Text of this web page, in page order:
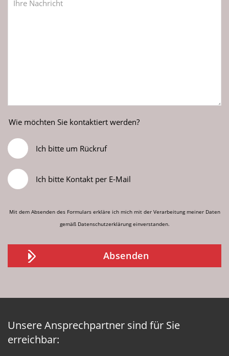
Wie möchten Sie kontaktiert werden?
Ich bitte um Rückruf
Ich bitte Kontakt per E-Mail
Mit dem Absenden des Formulars erkläre ich mich mit der Verarbeitung meiner Daten
gemäß Datenschutzerklärungeinverstanden.
Unsere Ansprechpartner sind für Sie
erreichbar: